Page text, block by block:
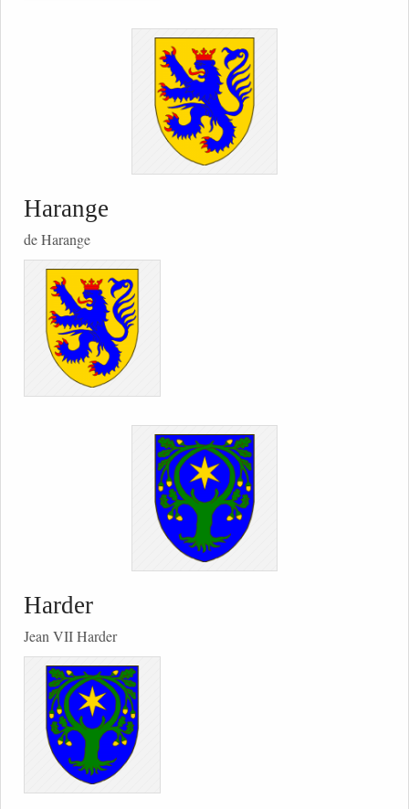
Harange
de Harange
Harder
Jean VII Harder